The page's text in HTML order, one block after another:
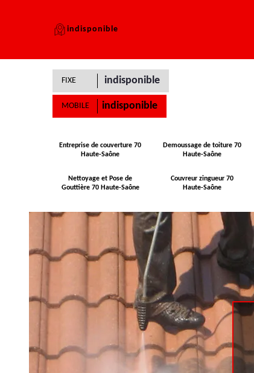
indisponible
FIXE indisponible
MOBILE indisponible
Entreprise de couverture 70
Haute-Saône
Demoussage de toiture 70
Haute-Saône
Nettoyage et Pose de
Gouttière 70 Haute-Saône
Couvreur zingueur 70
Haute-Saône